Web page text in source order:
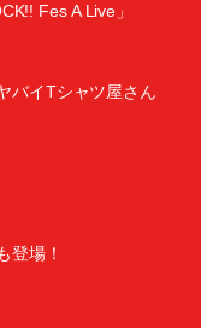
Fes A Live」‬
バイTシャツ屋さん
登場！‬